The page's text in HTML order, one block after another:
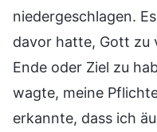
niedergeschlagen.
davor hatte, Gott zu
Ende oder Ziel zu
wagte, meine
erkannte, dass ich